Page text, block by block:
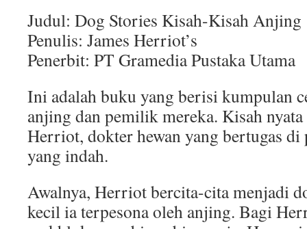
Judul: Dog Stories Kisah-Kisah Anjing
Penulis: James Herriot’s
Penerbit: PT Gramedia Pustaka Utama
Ini adalah buku yang berisi kumpulan
anjing dan pemilik mereka. Kisah
Herriot, dokter hewan yang bertugas di
yang indah.
Awalnya, Herriot bercita-cita menjadi
kecil ia terpesona oleh anjing. Bagi